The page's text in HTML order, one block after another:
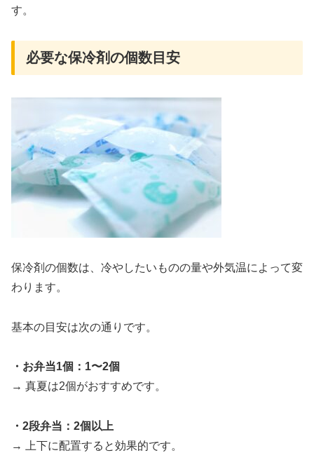
す。
必要な保冷剤の個数目安
保冷剤の個数は、冷やしたいものの量や外気温によって変
わります。
基本の目安は次の通りです。
・お弁当1個：1〜2個
→ 真夏は2個がおすすめです。
・2段弁当：2個以上
→ 上下に配置すると効果的です。